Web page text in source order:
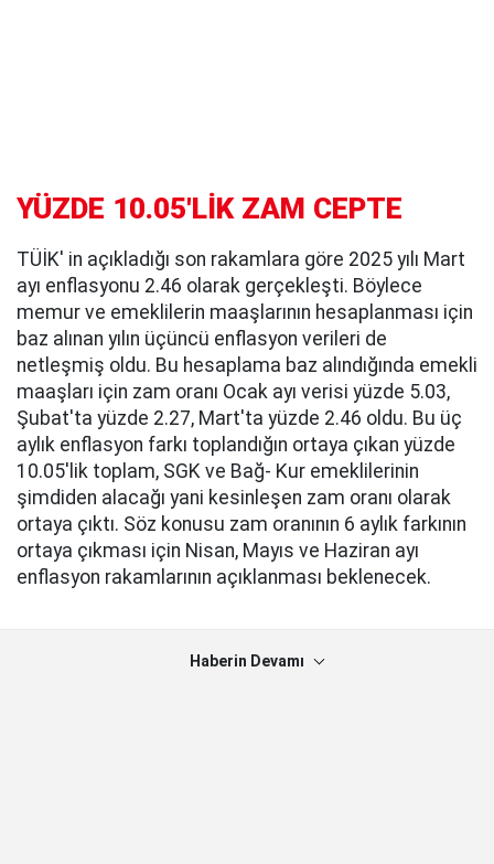
YÜZDE 10.05'LİK ZAM CEPTE
TÜİK' in açıkladığı son rakamlara göre 2025 yılı Mart
ayı enflasyonu 2.46 olarak gerçekleşti. Böylece
memur ve emeklilerin maaşlarının hesaplanması için
baz alınan yılın üçüncü enflasyon verileri de
netleşmiş oldu. Bu hesaplama baz alındığında emekli
maaşları için zam oranı Ocak ayı verisi yüzde 5.03,
Şubat'ta yüzde 2.27, Mart'ta yüzde 2.46 oldu. Bu üç
aylık enflasyon farkı toplandığın ortaya çıkan yüzde
10.05'lik toplam, SGK ve Bağ- Kur emeklilerinin
şimdiden alacağı yani kesinleşen zam oranı olarak
ortaya çıktı. Söz konusu zam oranının 6 aylık farkının
ortaya çıkması için Nisan, Mayıs ve Haziran ayı
enflasyon rakamlarının açıklanması beklenecek.
Haberin Devamı